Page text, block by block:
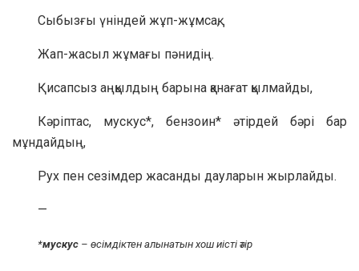
Сыбызғы үніндей жұп-жұмсақ,
Жап-жасыл жұмағы пәнидің.
Қисапсыз аңқылдың барына қанағат қылмайды,
Кәріптас, мускус*, бензоин* әтірдей бәрі бар
мұндайдың,
Рух пен сезімдер жасанды дауларын жырлайды.
—
*мускус – өсімдіктен алынатын хош иісті әтір